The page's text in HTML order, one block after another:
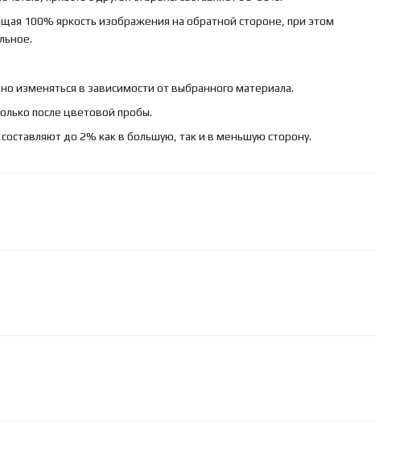
100% яркость изображения на обратной стороне, при этом
изменяться в зависимости от выбранного материала.
после цветовой пробы.
до 2% как в большую, так и в меньшую сторону.